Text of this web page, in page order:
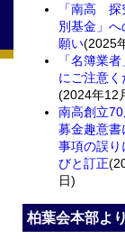
「南高 探
別基金」
願い(2025
「名簿業
にご注意く
(2024年12
南高創立
募金趣意書
事項の誤り
びと訂正
日)
柏葉会本部より